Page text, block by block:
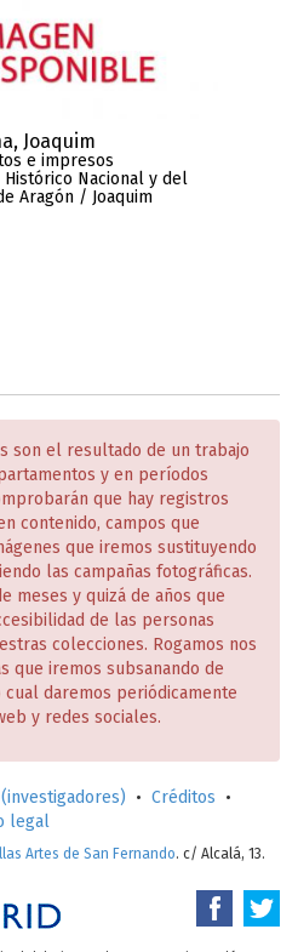
Joaquim
e impresos
Nacional y del
Aragón / Joaquim
son el resultado de un trabajo
y en períodos
que hay registros
contenido, campos que
que iremos sustituyendo
las campañas fotográficas.
meses y quizá de años que
de las personas
colecciones. Rogamos nos
que iremos subsanando de
daremos periódicamente
y redes sociales.
• Créditos •
legal
Artes de San Fernando. c/ Alcalá, 13.